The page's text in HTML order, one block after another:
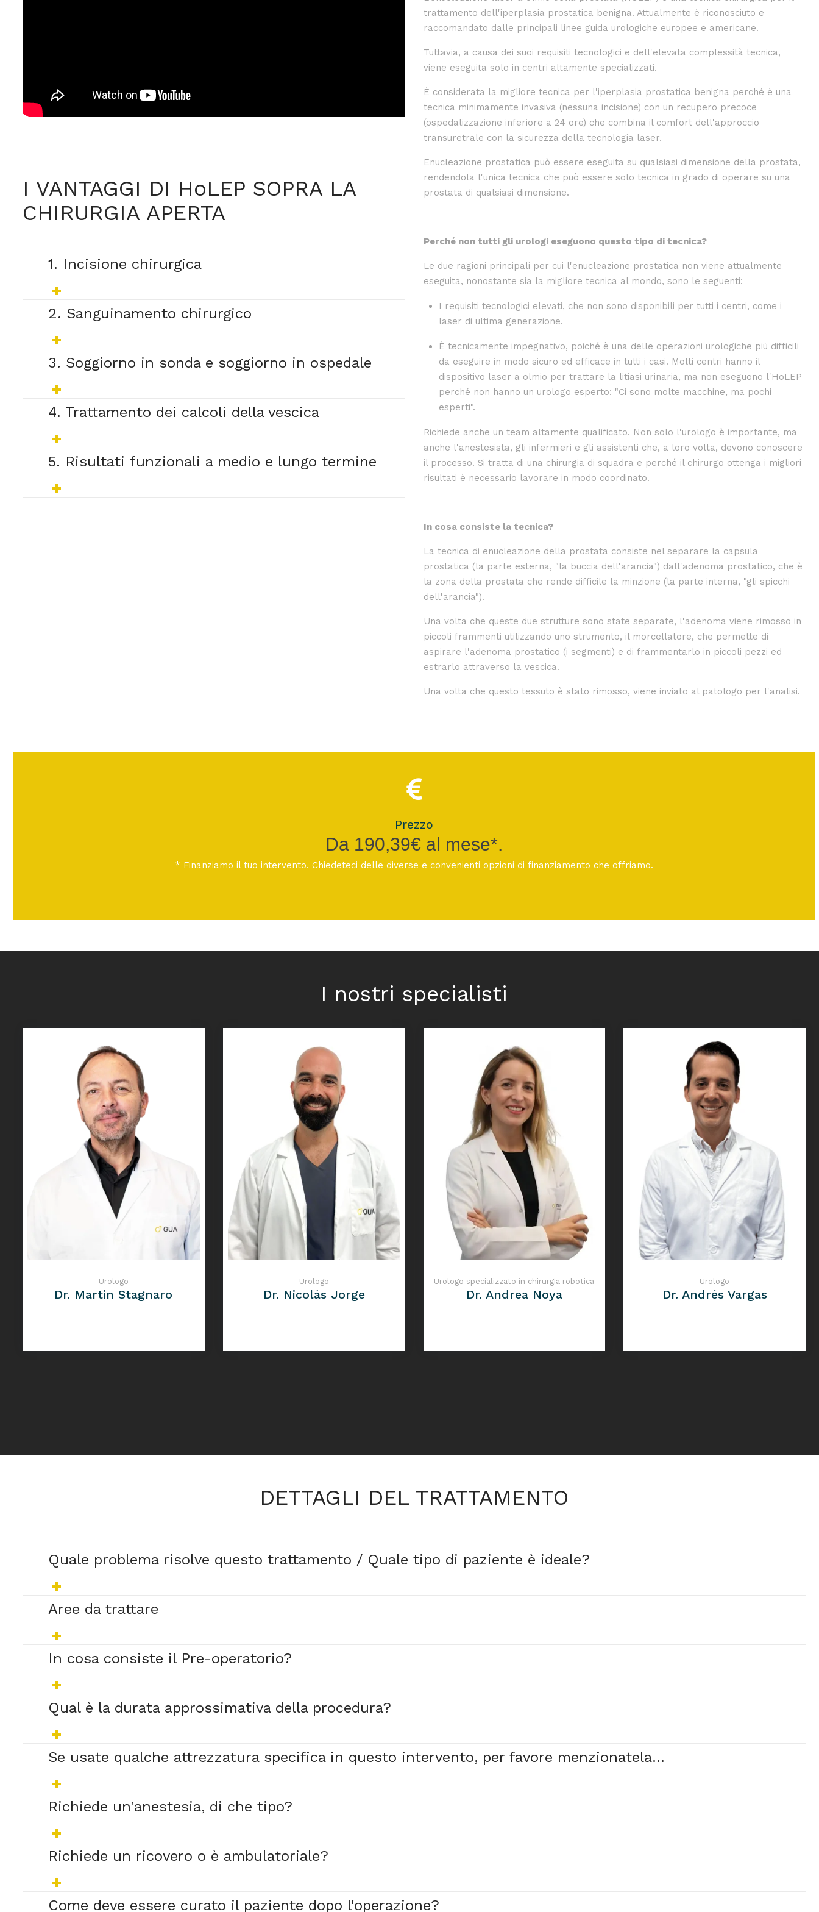
I VANTAGGI DI HoLEP SOPRA LA
CHIRURGIA APERTA
1. Incisione chirurgica
2. Sanguinamento chirurgico
3. Soggiorno in sonda e soggiorno in ospedale
4. Trattamento dei calcoli della vescica
5. Risultati funzionali a medio e lungo termine
trattamento dell'iperplasia prostatica benigna. Attualmente è riconosciuto e
raccomandato dalle principali linee guida urologiche europee e americane.
Tuttavia, a causa dei suoi requisiti tecnologici e dell'elevata complessità tecnica,
viene eseguita solo in centri altamente specializzati.
È considerata la migliore tecnica per l'iperplasia prostatica benigna perché è una
tecnica minimamente invasiva (nessuna incisione) con un recupero precoce
(ospedalizzazione inferiore a 24 ore) che combina il comfort dell'approccio
transuretrale con la sicurezza della tecnologia laser.
Enucleazione prostatica può essere eseguita su qualsiasi dimensione della prostata,
rendendola l'unica tecnica che può essere solo tecnica in grado di operare su una
prostata di qualsiasi dimensione.
Perché non tutti gli urologi eseguono questo tipo di tecnica?
Le due ragioni principali per cui l'enucleazione prostatica non viene attualmente
eseguita, nonostante sia la migliore tecnica al mondo, sono le seguenti:
I requisiti tecnologici elevati, che non sono disponibili per tutti i centri, come i
laser di ultima generazione.
È tecnicamente impegnativo, poiché è una delle operazioni urologiche più difficili
da eseguire in modo sicuro ed efficace in tutti i casi. Molti centri hanno il
dispositivo laser a olmio per trattare la litiasi urinaria, ma non eseguono l'HoLEP
perché non hanno un urologo esperto: "Ci sono molte macchine, ma pochi
esperti".
Richiede anche un team altamente qualificato. Non solo l'urologo è importante, ma
anche l'anestesista, gli infermieri e gli assistenti che, a loro volta, devono conoscere
il processo. Si tratta di una chirurgia di squadra e perché il chirurgo ottenga i migliori
risultati è necessario lavorare in modo coordinato.
In cosa consiste la tecnica?
La tecnica di enucleazione della prostata consiste nel separare la capsula
prostatica (la parte esterna, "la buccia dell'arancia") dall'adenoma prostatico, che è
la zona della prostata che rende difficile la minzione (la parte interna, "gli spicchi
dell'arancia").
Una volta che queste due strutture sono state separate, l'adenoma viene rimosso in
piccoli frammenti utilizzando uno strumento, il morcellatore, che permette di
aspirare l'adenoma prostatico (i segmenti) e di frammentarlo in piccoli pezzi ed
estrarlo attraverso la vescica.
Una volta che questo tessuto è stato rimosso, viene inviato al patologo per l'analisi.
Prezzo
Da 190,39€ al mese*.
* Finanziamo il tuo intervento. Chiedeteci delle diverse e convenienti opzioni di finanziamento che offriamo.
I nostri specialisti
Urologo
Dr. Martin Stagnaro
Urologo
Dr. Nicolás Jorge
Urologo specializzato in chirurgia robotica
Dr. Andrea Noya
Urologo
Dr. Andrés Vargas
DETTAGLI DEL TRATTAMENTO
Quale problema risolve questo trattamento / Quale tipo di paziente è ideale?
Aree da trattare
In cosa consiste il Pre-operatorio?
Qual è la durata approssimativa della procedura?
Se usate qualche attrezzatura specifica in questo intervento, per favore menzionatela...
Richiede un'anestesia, di che tipo?
Richiede un ricovero o è ambulatoriale?
Come deve essere curato il paziente dopo l'operazione?